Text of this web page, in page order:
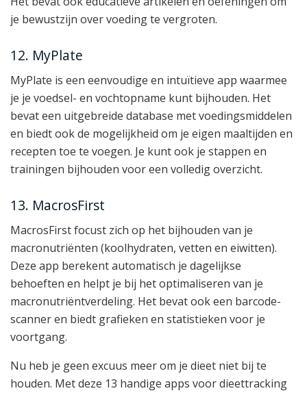
je bewustzijn over voeding te vergroten.
12. MyPlate
MyPlate is een eenvoudige en intuïtieve app waarmee
je je voedsel- en vochtopname kunt bijhouden. Het
bevat een uitgebreide database met voedingsmiddelen
en biedt ook de mogelijkheid om je eigen maaltijden en
recepten toe te voegen. Je kunt ook je stappen en
trainingen bijhouden voor een volledig overzicht.
13. MacrosFirst
MacrosFirst focust zich op het bijhouden van je
macronutriënten (koolhydraten, vetten en eiwitten).
Deze app berekent automatisch je dagelijkse
behoeften en helpt je bij het optimaliseren van je
macronutriëntverdeling. Het bevat ook een barcode-
scanner en biedt grafieken en statistieken voor je
voortgang.
Nu heb je geen excuus meer om je dieet niet bij te
houden. Met deze 13 handige apps voor dieettracking